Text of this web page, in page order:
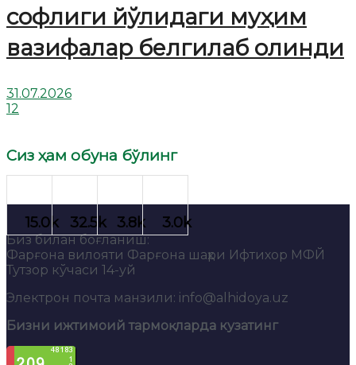
софлиги йўлидаги муҳим
вазифалар белгилаб олинди
31.07.2026
12
Сиз ҳам обуна бўлинг
Биз билан боғланиш:
Фарғона вилояти Фарғона шаҳри Ифтихор МФЙ
Тутзор кўчаси 14-уй
Электрон почта манзили: info@alhidoya.uz
Бизни ижтимоий тармоқларда кузатинг